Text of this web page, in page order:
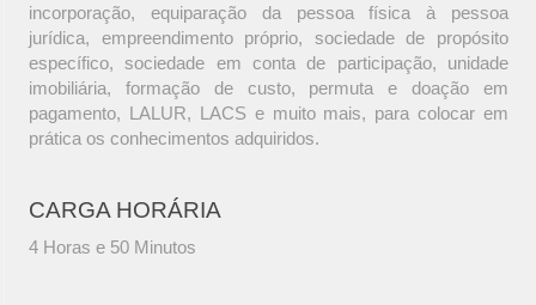
incorporação, equiparação da pessoa física à pessoa
jurídica, empreendimento próprio, sociedade de propósito
específico, sociedade em conta de participação, unidade
imobiliária, formação de custo, permuta e doação em
pagamento, LALUR, LACS e muito mais, para colocar em
prática os conhecimentos adquiridos.
CARGA HORÁRIA
4 Horas e 50 Minutos